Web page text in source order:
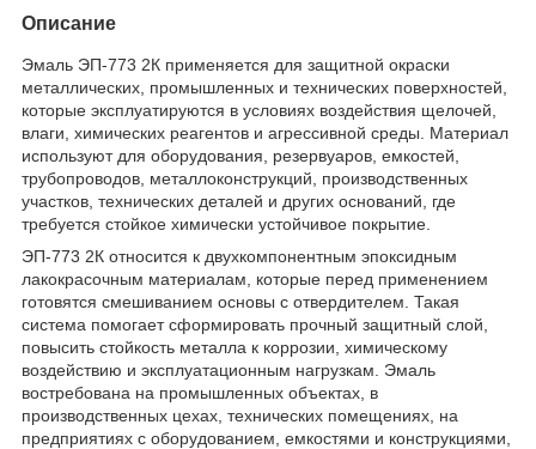
Описание
Эмаль ЭП-773 2К применяется для защитной окраски
металлических, промышленных и технических поверхностей,
которые эксплуатируются в условиях воздействия щелочей,
влаги, химических реагентов и агрессивной среды. Материал
используют для оборудования, резервуаров, емкостей,
трубопроводов, металлоконструкций, производственных
участков, технических деталей и других оснований, где
требуется стойкое химически устойчивое покрытие.
ЭП-773 2К относится к двухкомпонентным эпоксидным
лакокрасочным материалам, которые перед применением
готовятся смешиванием основы с отвердителем. Такая
система помогает сформировать прочный защитный слой,
повысить стойкость металла к коррозии, химическому
воздействию и эксплуатационным нагрузкам. Эмаль
востребована на промышленных объектах, в
производственных цехах, технических помещениях, на
предприятиях с оборудованием, емкостями и конструкциями,